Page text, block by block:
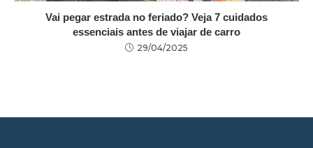
Vai pegar estrada no feriado? Veja 7 cuidados
essenciais antes de viajar de carro
29/04/2025